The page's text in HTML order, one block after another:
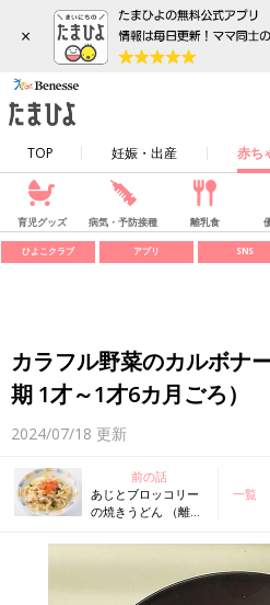
×
TOP 妊娠・出産 赤ち
育児グッズ 病気・予防接種 離乳食
ひよこクラブ アプリ SNS
カラフル野菜のカルボナ
期 1才～1才6カ月ごろ）
2024/07/18 更新
前の話
あじとブロッコリー
の焼きうどん （離乳
月ごろ）
一覧